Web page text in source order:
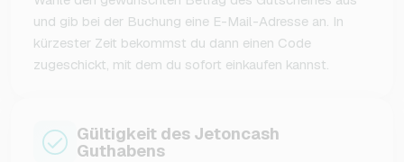
und gib bei der Buchung eine E-Mail-Adresse an. In
kürzester Zeit bekommst du dann einen Code
zugeschickt, mit dem du sofort einkaufen kannst.
Gültigkeit des Jetoncash
Guthabens